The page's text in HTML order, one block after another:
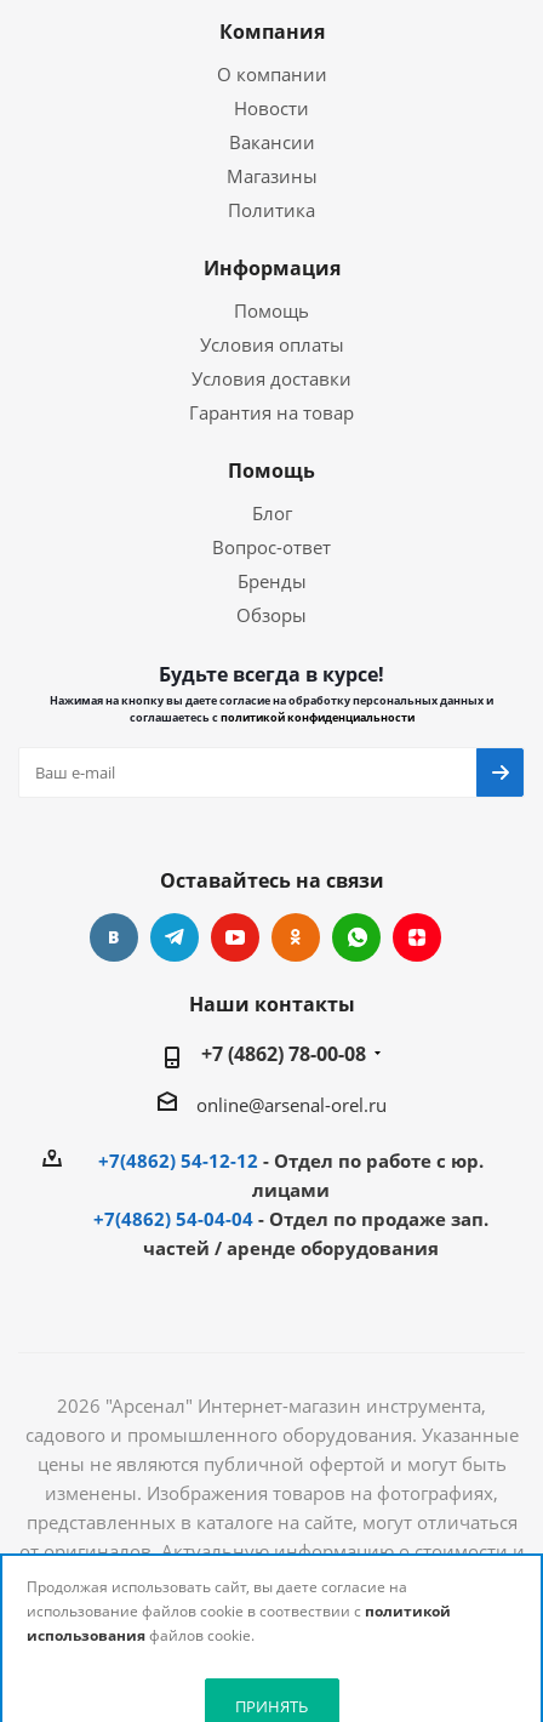
Компания
О компании
Новости
Вакансии
Магазины
Политика
Информация
Помощь
Условия оплаты
Условия доставки
Гарантия на товар
Помощь
Блог
Вопрос-ответ
Бренды
Обзоры
Будьте всегда в курсе!
Нажимая на кнопку вы даете согласие на обработку персональных данных и
соглашаетесь сполитикой конфиденциальности
Оставайтесь на связи
Наши контакты
+7 (4862) 78-00-08
online@arsenal-orel.ru
+7(4862) 54-12-12 - Отдел по работе с юр.
лицами
+7(4862) 54-04-04 - Отдел по продаже зап.
частей / аренде оборудования
2026 "Арсенал" Интернет-магазин инструмента,
садового и промышленного оборудования. Указанные
цены не являются публичной офертой и могут быть
изменены. Изображения товаров на фотографиях,
представленных в каталоге на сайте, могут отличаться
от оригиналов. Актуальную информацию о стоимости и
наличии товаров можно получить у наших
менеджеров
Продолжая использовать сайт, вы даете согласие на
использование файлов cookie в соотвествии с политикой
использованияфайлов cookie.
ПРИНЯТЬ